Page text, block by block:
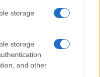
storage
storage
and other
a